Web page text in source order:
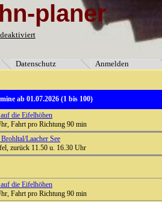
"Datenschutz" [4]=> string(8) "Anmelden" }
planer
Datenschutz Anmelden
ab 01.07.2026 (1 bis 100)
die Eifelhöhen
Fahrt pro Richtung 90 min
Laacher See
zurück 11.50 u. 16.30 Uhr
die Eifelhöhen
Fahrt pro Richtung 90 min